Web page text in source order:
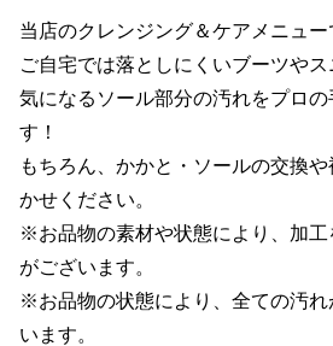
当店のクレンジング＆ケアメニュー
ご自宅では落としにくいブーツやス
気になるソール部分の汚れをプロの
す！
もちろん、かかと・ソールの交換
かせください。
※お品物の素材や状態により、加工
がございます。
※お品物の状態により、全ての汚
います。